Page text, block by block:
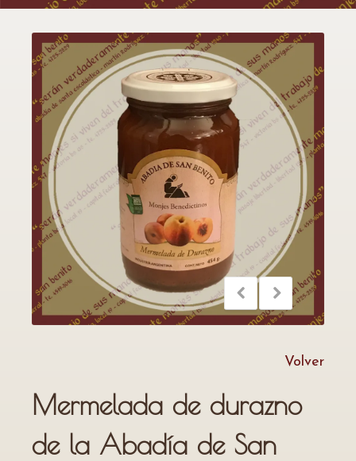
Volver
Mermelada de durazno
de la Abadía de San